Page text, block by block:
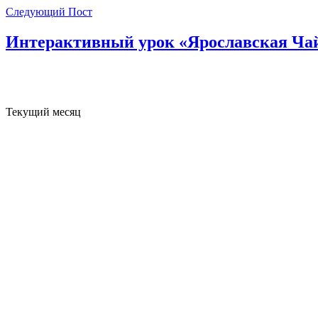
Следующий Пост
Интерактивный урок «Ярославская
Текущий месяц